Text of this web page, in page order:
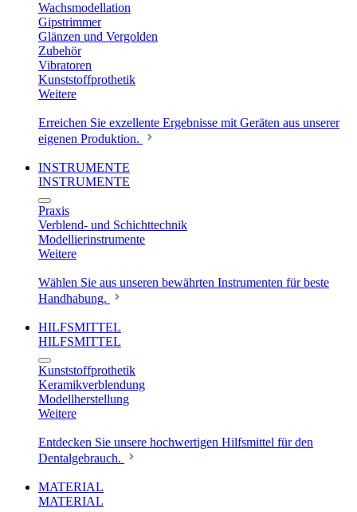
Wachsmodellation
Gipstrimmer
Glänzen und Vergolden
Zubehör
Vibratoren
Kunststoffprothetik
Weitere
Erreichen Sie exzellente Ergebnisse mit Geräten aus unserer
eigenen Produktion.
INSTRUMENTE
INSTRUMENTE
Praxis
Verblend- und Schichttechnik
Modellierinstrumente
Weitere
Wählen Sie aus unseren bewährten Instrumenten für beste
Handhabung.
HILFSMITTEL
HILFSMITTEL
Kunststoffprothetik
Keramikverblendung
Modellherstellung
Weitere
Entdecken Sie unsere hochwertigen Hilfsmittel für den
Dentalgebrauch.
MATERIAL
MATERIAL